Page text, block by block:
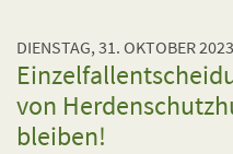
DIENSTAG, 31. OKTOBER 2023
von
bleiben!